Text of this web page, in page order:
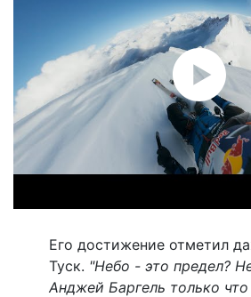
Его достижение отметил
Туск. "Небо - это предел?
Анджей Баргель только что